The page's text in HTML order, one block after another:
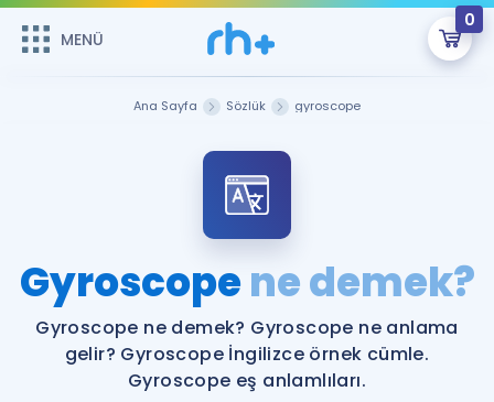
MENÜ
0
Şifremi Hatırlamıyorum
ÜYE DEĞİLİM
Sepetin Şu An Boş.
Remzi Hoca ile seni sınava hazırlayacak onlarca eğitim seni
bekliyor!
MENÜ
Katılımcı Görüşleri
Faydalı Araçlar
Ana Sayfa Sözlük gyroscope
Gyroscopene demek?
Gyroscope ne demek? Gyroscope ne anlama
gelir? Gyroscope İngilizce örnek cümle.
Gyroscope eş anlamlıları.